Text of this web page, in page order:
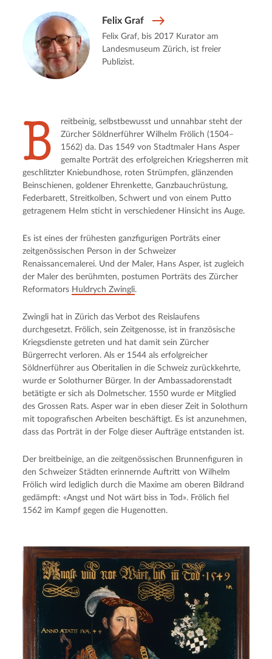
Felix Graf
Felix Graf, bis 2017 Kurator am
Landesmuseum Zürich, ist freier
Publizist.
B
reitbeinig, selbstbewusst und unnahbar steht der
Zürcher Söldnerführer Wilhelm Frölich (1504–
1562) da. Das 1549 von Stadtmaler Hans Asper
gemalte Porträt des erfolgreichen Kriegsherren mit
geschlitzter Kniebundhose, roten Strümpfen, glänzenden
Beinschienen, goldener Ehrenkette, Ganzbauchrüstung,
Federbarett, Streitkolben, Schwert und von einem Putto
getragenem Helm sticht in verschiedener Hinsicht ins Auge.
Es ist eines der frühesten ganzfigurigen Porträts einer
zeitgenössischen Person in der Schweizer
Renaissancemalerei. Und der Maler, Hans Asper, ist zugleich
der Maler des berühmten, postumen Porträts des Zürcher
Reformators Huldrych Zwingli.
Zwingli hat in Zürich das Verbot des Reislaufens
durchgesetzt. Frölich, sein Zeitgenosse, ist in französische
Kriegsdienste getreten und hat damit sein Zürcher
Bürgerrecht verloren. Als er 1544 als erfolgreicher
Söldnerführer aus Oberitalien in die Schweiz zurückkehrte,
wurde er Solothurner Bürger. In der Ambassadorenstadt
betätigte er sich als Dolmetscher. 1550 wurde er Mitglied
des Grossen Rats. Asper war in eben dieser Zeit in Solothurn
mit topografischen Arbeiten beschäftigt. Es ist anzunehmen,
dass das Porträt in der Folge dieser Aufträge entstanden ist.
Der breitbeinige, an die zeitgenössischen Brunnenfiguren in
den Schweizer Städten erinnernde Auftritt von Wilhelm
Frölich wird lediglich durch die Maxime am oberen Bildrand
gedämpft: «Angst und Not wärt biss in Tod». Frölich fiel
1562 im Kampf gegen die Hugenotten.